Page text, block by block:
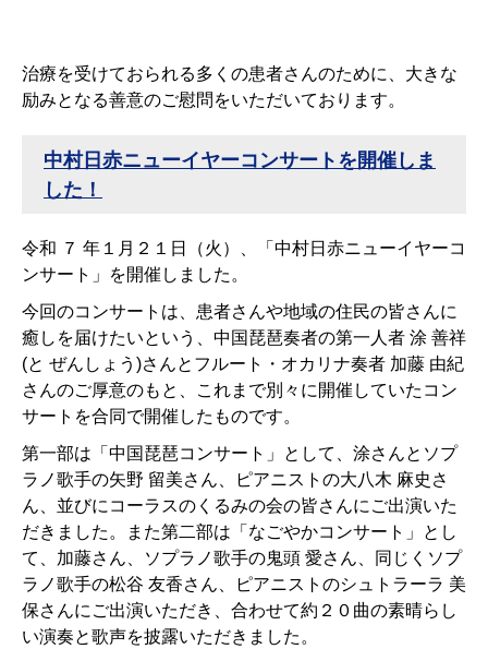
治療を受けておられる多くの患者さんのために、大きな
励みとなる善意のご慰問をいただいております。
中村日赤ニューイヤーコンサートを開催しま
した！
令和 ７ 年１月２１日（火）、「中村日赤ニューイヤーコ
ンサート」を開催しました。
今回のコンサートは、患者さんや地域の住民の皆さんに
癒しを届けたいという、中国琵琶奏者の第一人者 涂 善祥
(と ぜんしょう)さんとフルート・オカリナ奏者 加藤 由紀
さんのご厚意のもと、これまで別々に開催していたコン
サートを合同で開催したものです。
第一部は「中国琵琶コンサート」として、涂さんとソプ
ラノ歌手の矢野 留美さん、ピアニストの大八木 麻史さ
ん、並びにコーラスのくるみの会の皆さんにご出演いた
だきました。また第二部は「なごやかコンサート」とし
て、加藤さん、ソプラノ歌手の鬼頭 愛さん、同じくソプ
ラノ歌手の松谷 友香さん、ピアニストのシュトラーラ 美
保さんにご出演いただき、合わせて約２０曲の素晴らし
い演奏と歌声を披露いただきました。